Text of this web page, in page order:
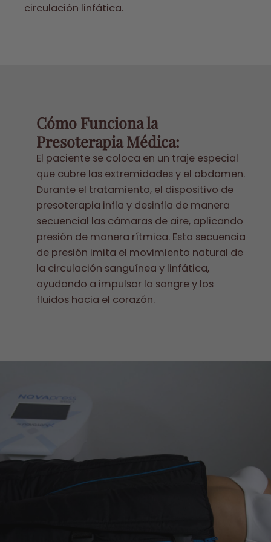
circulación linfática.
Cómo Funciona la
Presoterapia Médica:
El paciente se coloca en un traje especial
que cubre las extremidades y el abdomen.
Durante el tratamiento, el dispositivo de
presoterapia infla y desinfla de manera
secuencial las cámaras de aire, aplicando
presión de manera rítmica. Esta secuencia
de presión imita el movimiento natural de
la circulación sanguínea y linfática,
ayudando a impulsar la sangre y los
fluidos hacia el corazón.